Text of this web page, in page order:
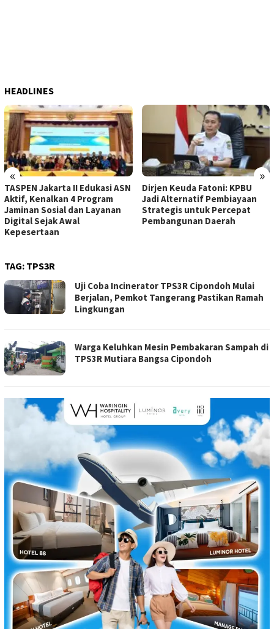
HEADLINES
« »
TASPEN Jakarta II Edukasi ASN
Aktif, Kenalkan 4 Program
Jaminan Sosial dan Layanan
Digital Sejak Awal
Kepesertaan
Dirjen Keuda Fatoni: KPBU
Jadi Alternatif Pembiayaan
Strategis untuk Percepat
Pembangunan Daerah
TAG: TPS3R
Uji Coba Incinerator TPS3R Cipondoh Mulai
Berjalan, Pemkot Tangerang Pastikan Ramah
Lingkungan
Warga Keluhkan Mesin Pembakaran Sampah di
TPS3R Mutiara Bangsa Cipondoh